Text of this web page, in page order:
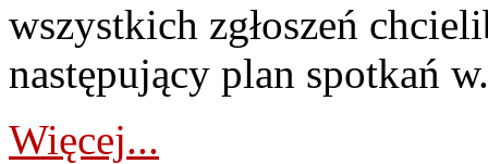
wszystkich zgłoszeń
następujący plan spotkań
Więcej...